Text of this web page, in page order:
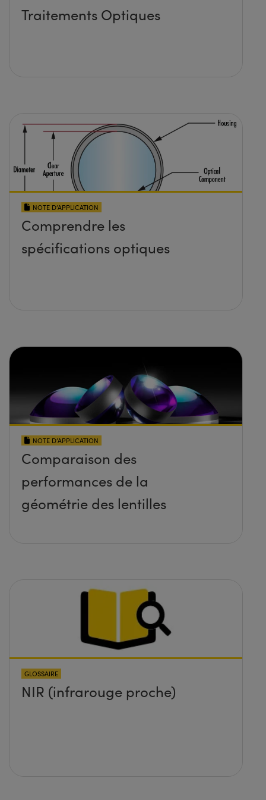
Traitements Optiques
NOTE D’APPLICATION
Comprendre les
spécifications optiques
NOTE D’APPLICATION
Comparaison des
performances de la
géométrie des lentilles
GLOSSAIRE
NIR (infrarouge proche)